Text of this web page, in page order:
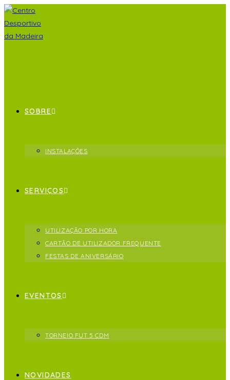
SOBRE
INSTALAÇÕES
SERVIÇOS
UTILIZAÇÃO POR HORA
CARTÃO DE UTILIZADOR FREQUENTE
FESTAS DE ANIVERSÁRIO
EVENTOS
TORNEIO FUT 5 CDM
NOVIDADES